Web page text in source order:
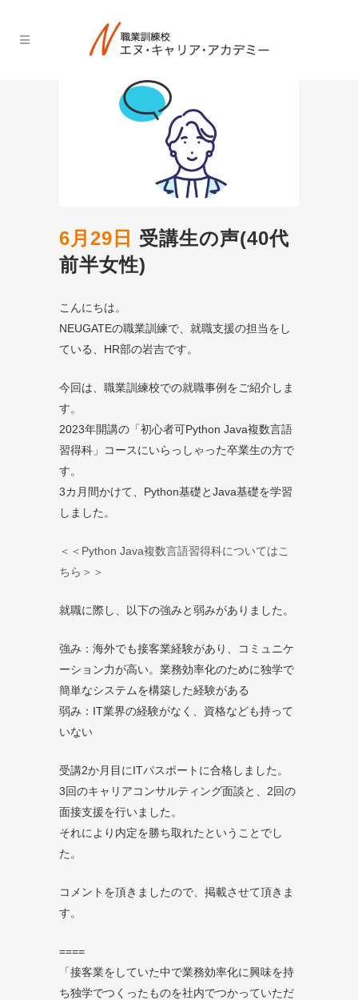
6月29日 受講生の声(40代
前半女性)
こんにちは。
NEUGATEの職業訓練で、就職支援の担当をし
ている、HR部の岩吉です。
今回は、職業訓練校での就職事例をご紹介しま
す。
2023年開講の「初心者可Python Java複数言語
習得科」コースにいらっしゃった卒業生の方で
す。
3カ月間かけて、Python基礎とJava基礎を学習
しました。
＜＜Python Java複数言語習得科についてはこ
ちら＞＞
就職に際し、以下の強みと弱みがありました。
強み：海外でも接客業経験があり、コミュニケ
ーション力が高い。業務効率化のために独学で
簡単なシステムを構築した経験がある
弱み：IT業界の経験がなく、資格なども持って
いない
受講2か月目にITパスポートに合格しました。
3回のキャリアコンサルティング面談と、2回の
面接支援を行いました。
それにより内定を勝ち取れたということでし
た。
コメントを頂きましたので、掲載させて頂きま
す。
====
「接客業をしていた中で業務効率化に興味を持
ち独学でつくったものを社内でつかっていただ